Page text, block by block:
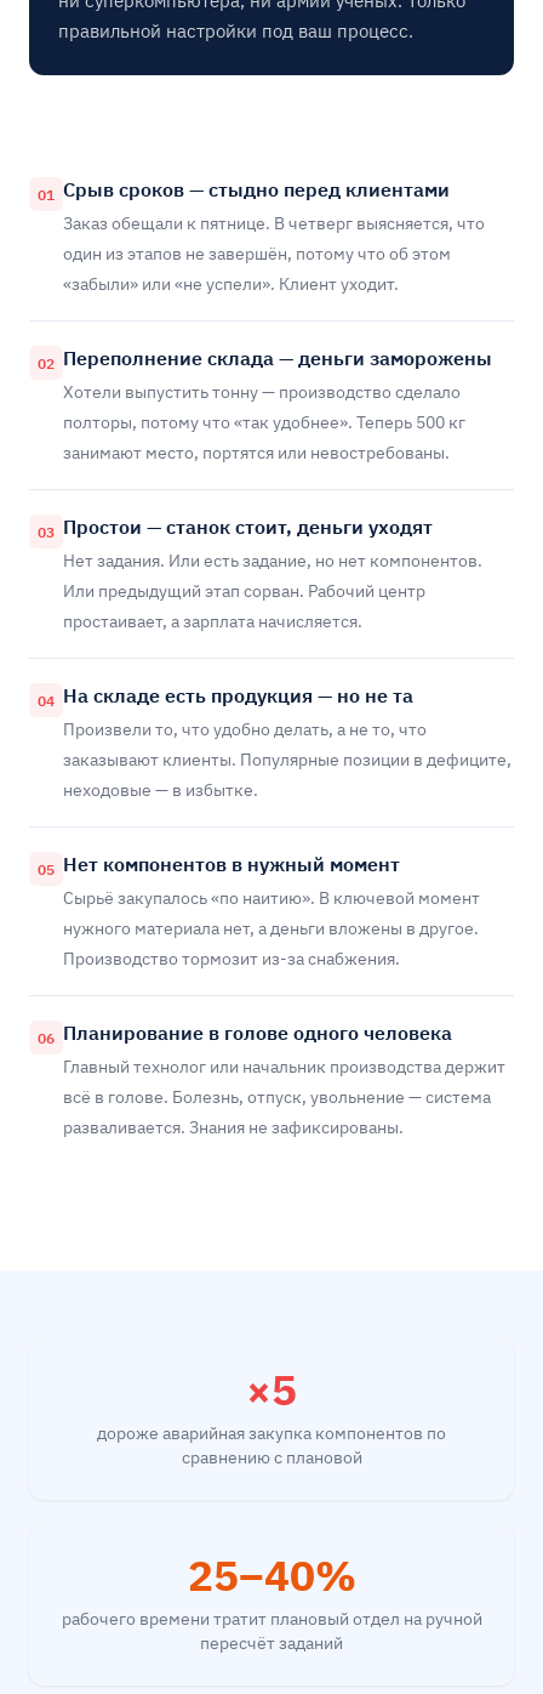
правильной настройки под ваш процесс.
01 Срыв сроков — стыдно перед клиентами
Заказ обещали к пятнице. В четверг выясняется, что
один из этапов не завершён, потому что об этом
«забыли» или «не успели». Клиент уходит.
02 Переполнение склада — деньги заморожены
Хотели выпустить тонну — производство сделало
полторы, потому что «так удобнее». Теперь 500 кг
занимают место, портятся или невостребованы.
03 Простои — станок стоит, деньги уходят
Нет задания. Или есть задание, но нет компонентов.
Или предыдущий этап сорван. Рабочий центр
простаивает, а зарплата начисляется.
04 На складе есть продукция — но не та
Произвели то, что удобно делать, а не то, что
заказывают клиенты. Популярные позиции в дефиците,
неходовые — в избытке.
05 Нет компонентов в нужный момент
Сырьё закупалось «по наитию». В ключевой момент
нужного материала нет, а деньги вложены в другое.
Производство тормозит из-за снабжения.
06 Планирование в голове одного человека
Главный технолог или начальник производства держит
всё в голове. Болезнь, отпуск, увольнение — система
разваливается. Знания не зафиксированы.
×5
дороже аварийная закупка компонентов по
сравнению с плановой
25–40%
рабочего времени тратит плановый отдел на ручной
пересчёт заданий